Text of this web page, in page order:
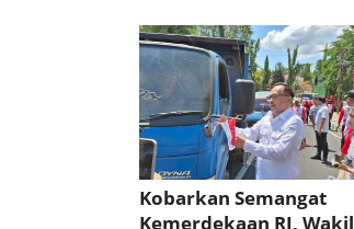
Kobarkan Semangat
Kemerdekaan RI, Wakil